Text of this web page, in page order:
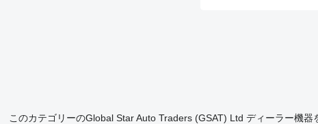
このカテゴリーのGlobal Star Auto Traders (GSAT) Ltd ディーラー機器